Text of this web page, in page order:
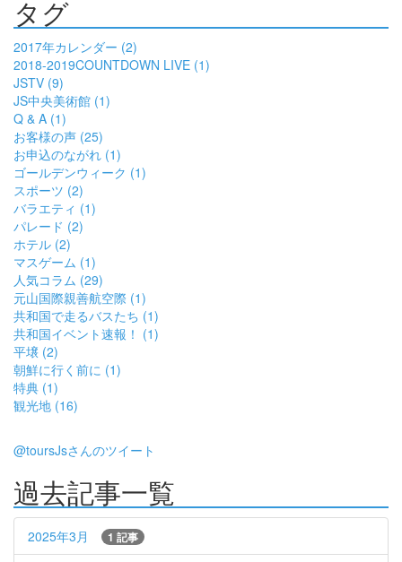
タグ
2017年カレンダー (2)
2018-2019COUNTDOWN LIVE (1)
JSTV (9)
JS中央美術館 (1)
Q & A (1)
お客様の声 (25)
お申込のながれ (1)
ゴールデンウィーク (1)
スポーツ (2)
バラエティ (1)
パレード (2)
ホテル (2)
マスゲーム (1)
人気コラム (29)
元山国際親善航空際 (1)
共和国で走るバスたち (1)
共和国イベント速報！ (1)
平壌 (2)
朝鮮に行く前に (1)
特典 (1)
観光地 (16)
@toursJsさんのツイート
過去記事一覧
2025年3月 1 記事